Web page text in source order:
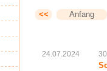
<< Anfang
24.07.2024